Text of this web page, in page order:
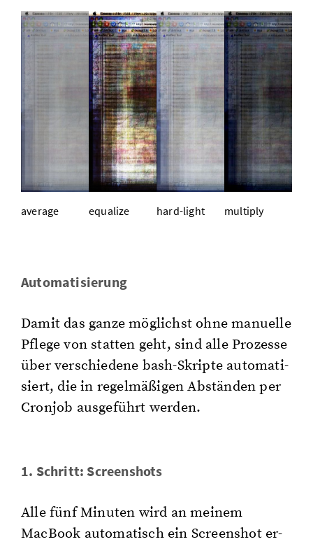
aver­age equa­li­ze hard-light mul­ti­ply
Au­to­ma­ti­sie­rung
Damit das ganze mög­lichst ohne ma­nu­el­le
Pfle­ge von stat­ten geht, sind alle Pro­zes­se
über ver­schie­de­ne bash-Skrip­te au­to­ma­ti­
siert, die in re­gel­mä­ßi­gen Ab­stän­den per
Cron­job aus­ge­führt wer­den.
1. Schritt: Screen­shots
Alle fünf Mi­nu­ten wird an mei­nem
MacBook au­to­ma­tisch ein Screen­shot er­